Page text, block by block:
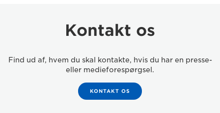
Kontakt os
Find ud af, hvem du skal kontakte, hvis du har en presse-
eller medieforespørgsel.
KONTAKT OS